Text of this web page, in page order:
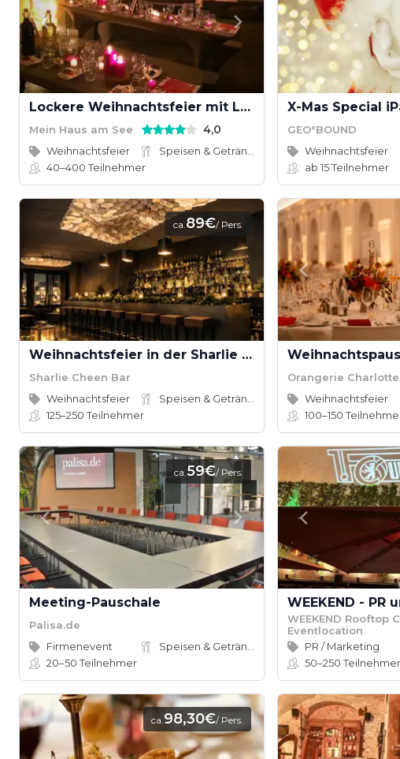
Lockere Weihnachtsfeier mit Leckereien
Mein Haus am See 4,0
Weihnachtsfeier
40–400Teilnehmer
X-Mas Special
GEO°BOUND
Weihnachtsfeier
ab 15Teilnehmer
ca.89€/ Pers.
Weihnachtsfeier in der Sharlie Cheen Bar
Sharlie Cheen Bar
Weihnachtsfeier
125–250Teilnehmer
Orangerie
Weihnachtsfeier
100–150
ca.59€/ Pers.
Meeting-Pauschale
Palisa.de
Firmenevent
20–50Teilnehmer
WEEKEND Rooftop
Eventlocation
PR / Marketing
50–250Teilnehmer
ca.98,30€/ Pers.